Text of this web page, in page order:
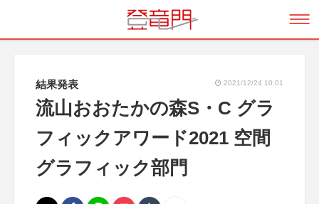
結果発表 2021/12/24 10:01
流山おおたかの森S・C グラ
フィックアワード2021 空間
グラフィック部門